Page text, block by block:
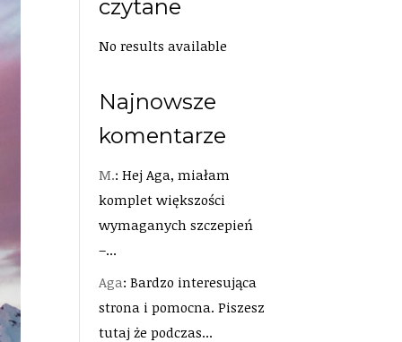
czytane
No results available
Najnowsze
komentarze
M.: Hej Aga, miałam
komplet większości
wymaganych szczepień
–...
Aga: Bardzo interesująca
strona i pomocna. Piszesz
tutaj że podczas...